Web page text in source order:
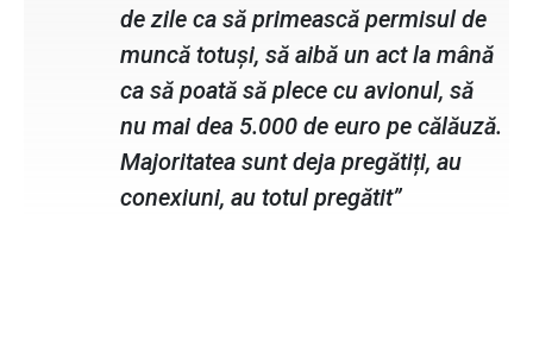
de zile ca să primească permisul de
muncă totuși, să aibă un act la mână
ca să poată să plece cu avionul, să
nu mai dea 5.000 de euro pe călăuză.
Majoritatea sunt deja pregătiți, au
conexiuni, au totul pregătit”